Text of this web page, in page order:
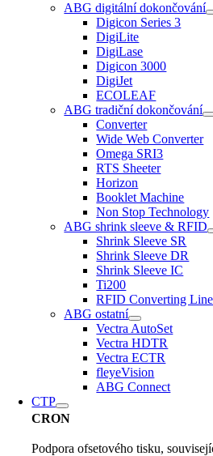
ABG digitální dokončování
Digicon Series 3
DigiLite
DigiLase
Digicon 3000
DigiJet
ECOLEAF
ABG tradiční dokončování
Converter
Wide Web Converter
Omega SRI3
RTS Sheeter
Horizon
Booklet Machine
Non Stop Technology
ABG shrink sleeve & RFID
Shrink Sleeve SR
Shrink Sleeve DR
Shrink Sleeve IC
Ti200
RFID Converting Line
ABG ostatní
Vectra AutoSet
Vectra HDTR
Vectra ECTR
fleyeVision
ABG Connect
CTP
CRON
Podpora ofsetového tisku,